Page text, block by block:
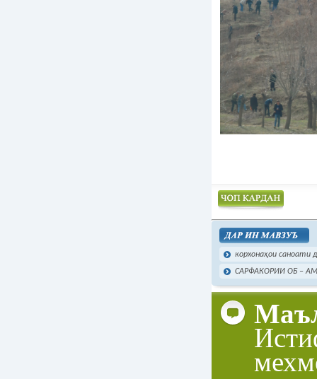
Чоп намудан
корхонаҳои саноати
САРФАКОРИИ ОБ –